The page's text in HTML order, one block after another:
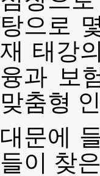
탕으로
재 태강
융과 보
맞춤형
대문에
들이 찾